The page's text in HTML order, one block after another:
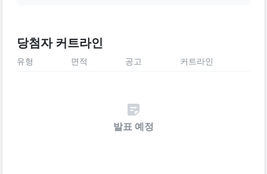
당첨자 커트라인
유형 면적 공고 커트라인
발표 예정